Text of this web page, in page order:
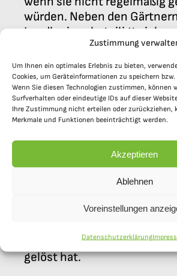
Zustimmung
Um Ihnen ein optimales Erlebnis zu bieten,
Cookies, um Geräteinformationen zu speichern
Wenn Sie diesen Technologien zustimmen, können
Surfverhalten oder eindeutige IDs auf dieser
Ihre Zustimmung nicht erteilen oder zurückziehen,
Merkmale und Funktionen beeinträchtigt werden.
Akzeptieren
Ablehnen
Voreinstellungen
Datenschutzerklärung
würden. Neben den
Landkreises beteiligt sich
Schulfamilie an der Pflege
Besonders hervor tun sich
Schüler der 9.
Alltagskompetenzwoche die
Haupttreppe übernommen
Schüler der Humboldt-
den Biologie-Modulen
werden, unser
bei der Pflege, aber auch bei
verschiedenen Neuanlagen
Schulgarten AG, die in steter
drängendsten Probleme
gelöst hat.